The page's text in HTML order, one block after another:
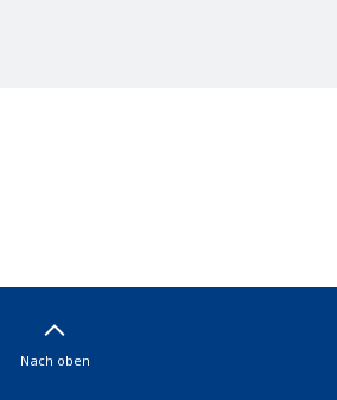
Nach oben